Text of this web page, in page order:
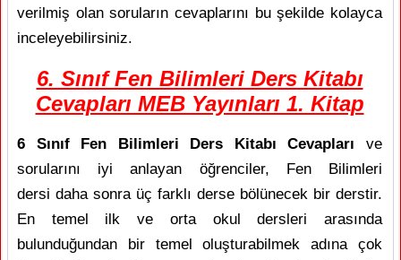
verilmiş olan soruların cevaplarını bu şekilde kolayca
inceleyebilirsiniz.
6. Sınıf Fen Bilimleri Ders Kitabı
Cevapları MEB Yayınları 1. Kitap
6 Sınıf Fen Bilimleri Ders Kitabı Cevapları ve
sorularını iyi anlayan öğrenciler, Fen Bilimleri
dersi daha sonra üç farklı derse bölünecek bir derstir.
En temel ilk ve orta okul dersleri arasında
bulunduğundan bir temel oluşturabilmek adına çok